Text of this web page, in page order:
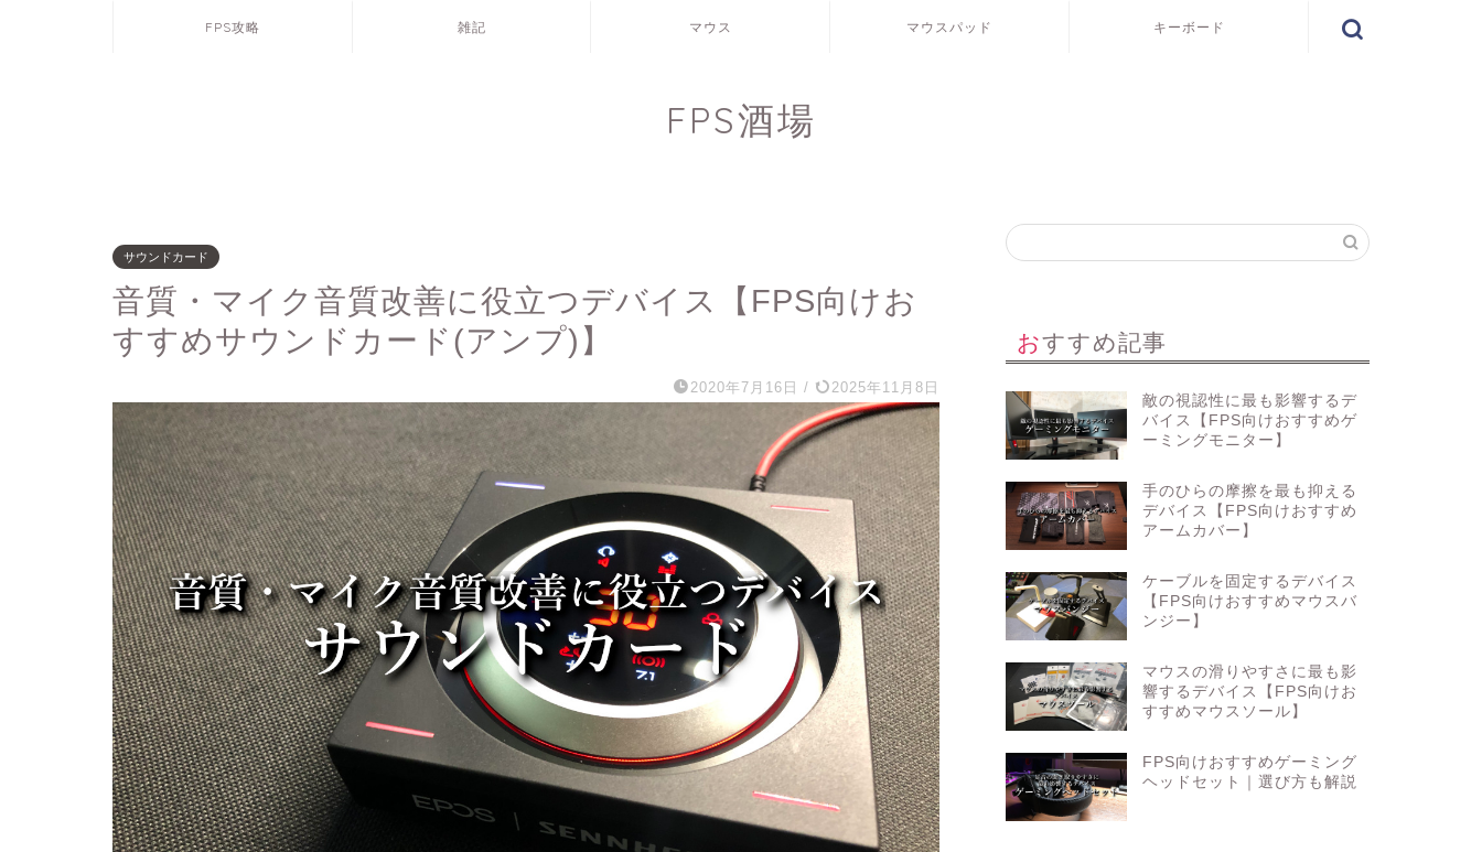
FPS攻略 雑記 マウス マウスパッド キーボード
FPS酒場
サウンドカード
音質・マイク音質改善に役立つデバイス【FPS向けお
すすめサウンドカード(アンプ)】
2020年7月16日 / 2025年11月8日
おすすめ記事
敵の視認性に最も影響するデ
バイス【FPS向けおすすめゲ
ーミングモニター】
手のひらの摩擦を最も抑える
デバイス【FPS向けおすすめ
アームカバー】
ケーブルを固定するデバイス
【FPS向けおすすめマウスバ
ンジー】
マウスの滑りやすさに最も影
響するデバイス【FPS向けお
すすめマウスソール】
FPS向けおすすめゲーミング
ヘッドセット｜選び方も解説